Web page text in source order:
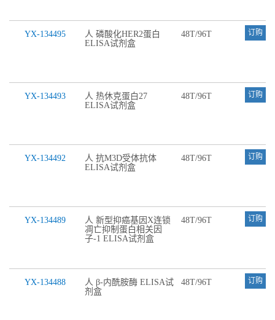
YX-134495
人 磷酸化HER2蛋白
ELISA试剂盒
48T/96T 订购
YX-134493
人 热休克蛋白27
ELISA试剂盒
48T/96T 订购
YX-134492
人 抗M3D受体抗体
ELISA试剂盒
48T/96T 订购
YX-134489
人 新型抑癌基因X连锁
凋亡抑制蛋白相关因
子-1 ELISA试剂盒
48T/96T 订购
YX-134488
人 β-内酰胺酶 ELISA试
剂盒
48T/96T 订购